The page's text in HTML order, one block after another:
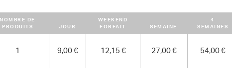
NOMBRE DE
PRODUITS
JOUR
WEEKEND
FORFAIT
SEMAINE
4
SEMAINES
1 9,00 € 12,15 € 27,00 € 54,00 €